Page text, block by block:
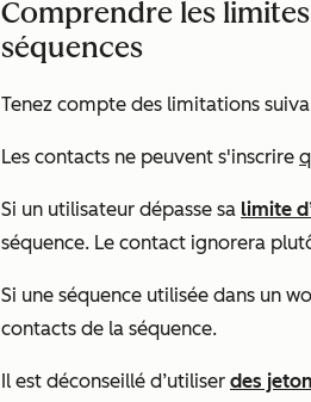
Comprendre les
séquences
Tenez compte des limitations
Les contacts ne peuvent s'inscrire
Si un utilisateur dépasse sa limite
séquence. Le contact ignorera
Si une séquence utilisée dans un
contacts de la séquence.
Il est déconseillé d’utiliser des